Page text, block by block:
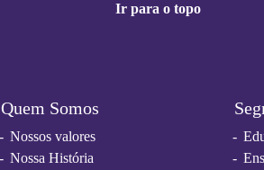
Ir para o topo
Quem Somos
Nossos valores
Nossa História